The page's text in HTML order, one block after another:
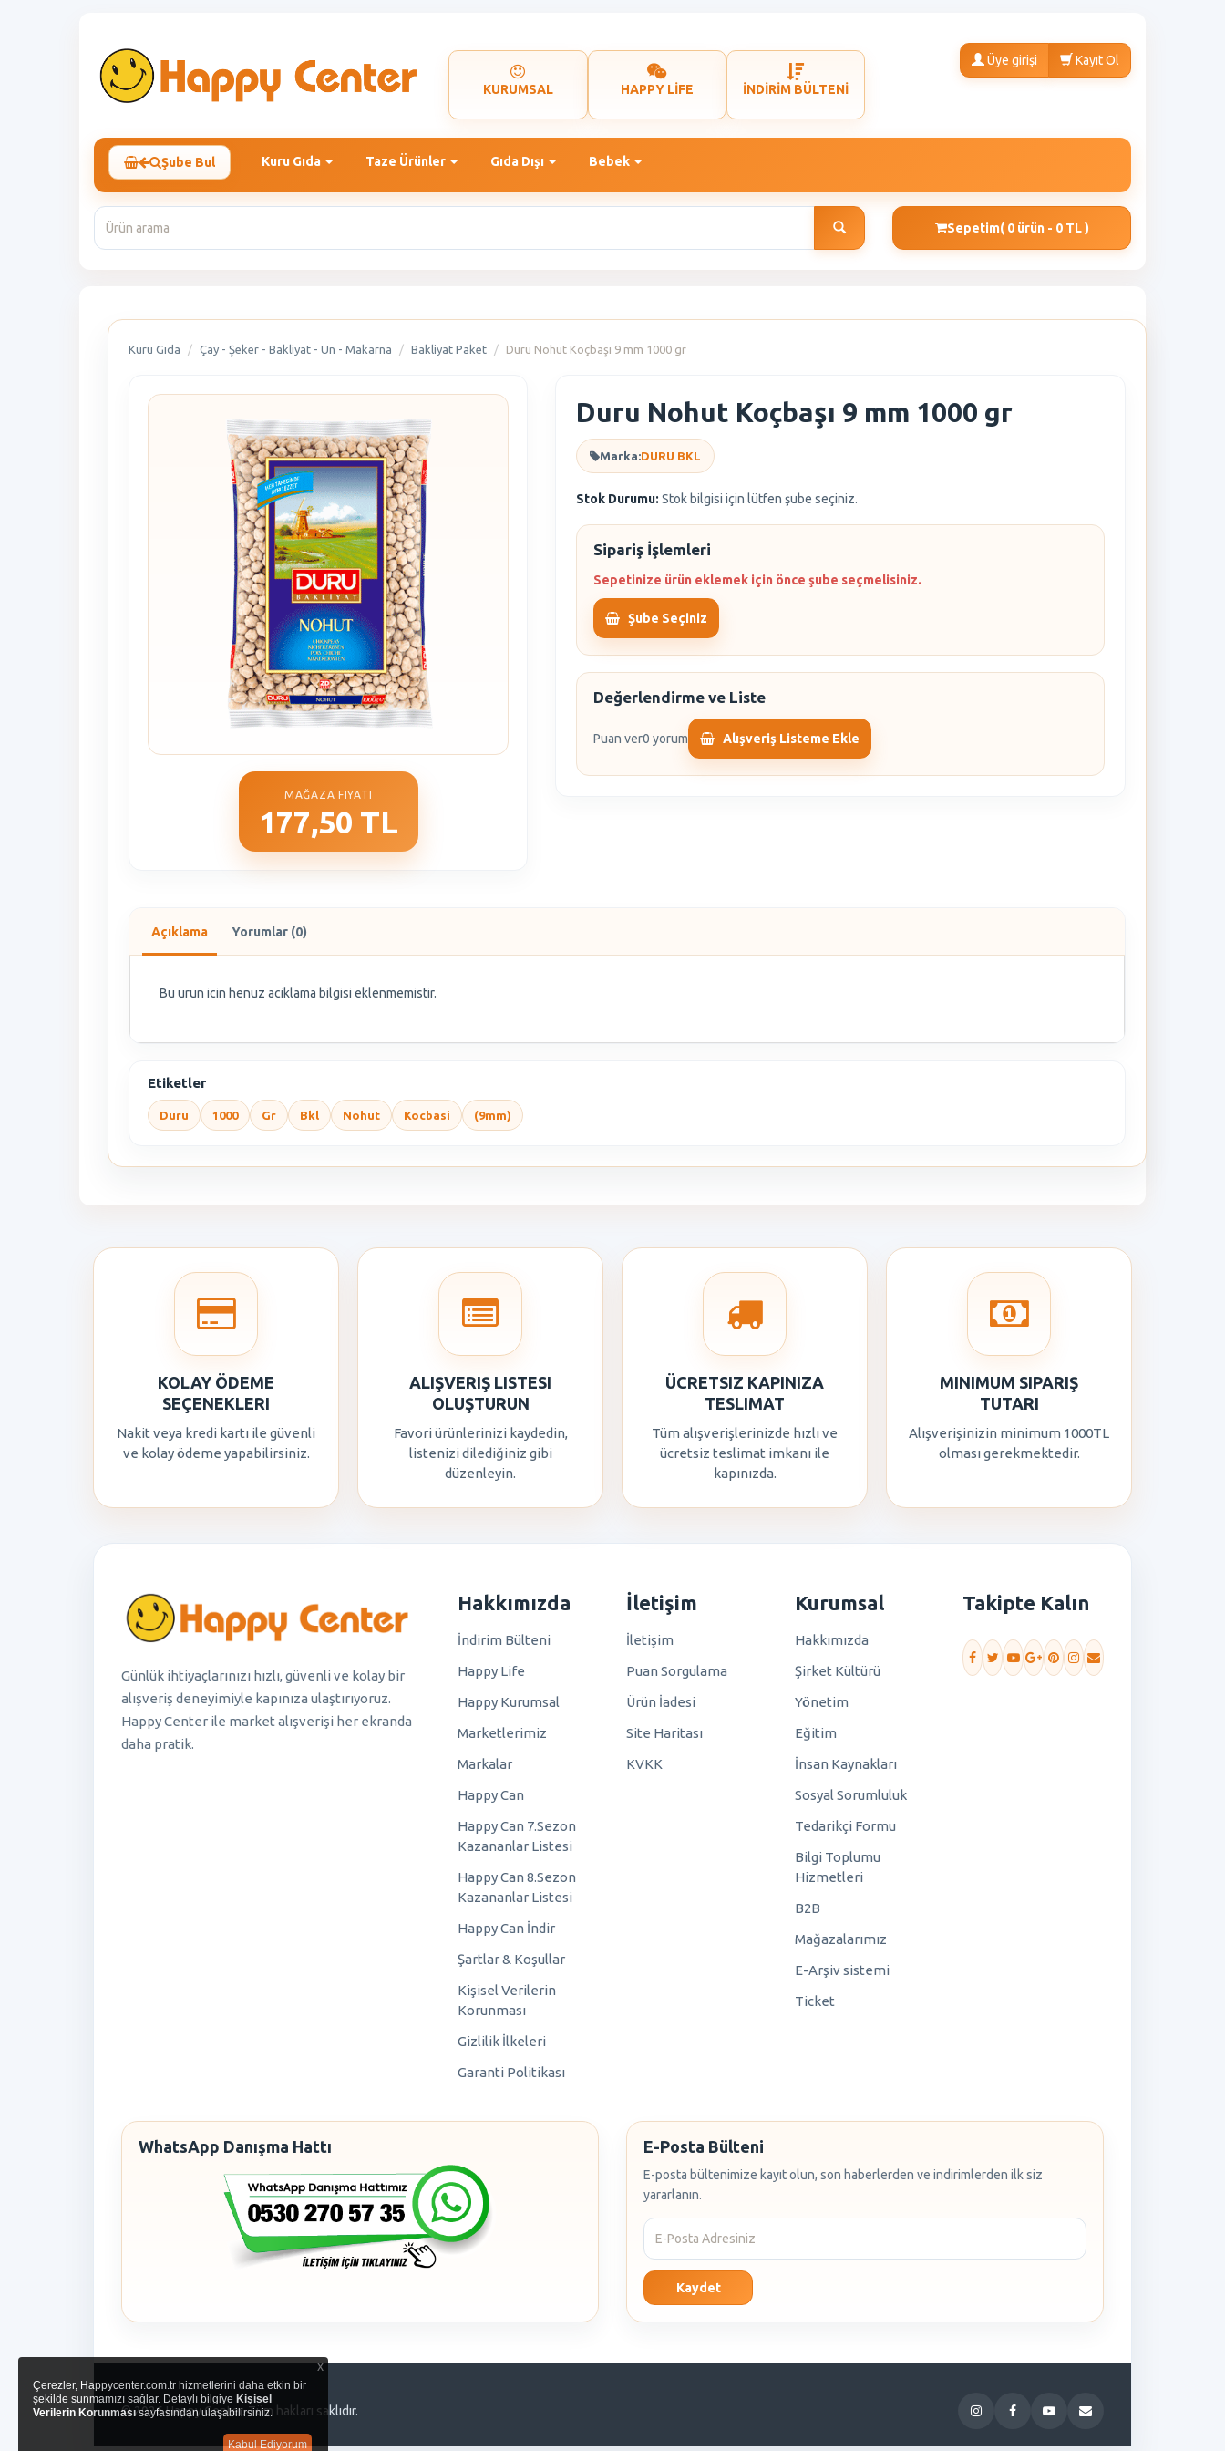
KURUMSAL HAPPY LİFE İNDİRİM BÜLTENİ
Üye girişi Kayıt Ol
Şube Bul Kuru Gıda Taze Ürünler Gıda Dışı Bebek
Sepetim( 0 ürün - 0 TL )
Kuru Gıda Çay - Şeker - Bakliyat - Un - Makarna Bakliyat Paket Duru Nohut Koçbaşı 9 mm 1000 gr
MAĞAZA FIYATI
177,50 TL
Duru Nohut Koçbaşı 9 mm 1000 gr
Marka:DURU BKL
Stok Durumu: Stok bilgisi için lütfen şube seçiniz.
Sipariş İşlemleri
Sepetinize ürün eklemek için önce şube seçmelisiniz.
Şube Seçiniz
Değerlendirme ve Liste
Puan ver0 yorum Alışveriş Listeme Ekle
Açıklama Yorumlar (0)
Bu urun icin henuz aciklama bilgisi eklenmemistir.
Etiketler
Duru 1000 Gr Bkl Nohut Kocbasi (9mm)
KOLAY ÖDEME
SEÇENEKLERI
Nakit veya kredi kartı ile güvenli
ve kolay ödeme yapabilirsiniz.
ALIŞVERIŞ LISTESI
OLUŞTURUN
Favori ürünlerinizi kaydedin,
listenizi dilediğiniz gibi
düzenleyin.
ÜCRETSIZ KAPINIZA
TESLIMAT
Tüm alışverişlerinizde hızlı ve
ücretsiz teslimat imkanı ile
kapınızda.
MINIMUM SIPARIŞ
TUTARI
Alışverişinizin minimum 1000TL
olması gerekmektedir.
Günlük ihtiyaçlarınızı hızlı, güvenli ve kolay bir
alışveriş deneyimiyle kapınıza ulaştırıyoruz.
Happy Center ile market alışverişi her ekranda
daha pratik.
Hakkımızda
İndirim Bülteni
Happy Life
Happy Kurumsal
Marketlerimiz
Markalar
Happy Can
Happy Can 7.Sezon
Kazananlar Listesi
Happy Can 8.Sezon
Kazananlar Listesi
Happy Can İndir
Şartlar & Koşullar
Kişisel Verilerin
Korunması
Gizlilik İlkeleri
Garanti Politikası
İletişim
İletişim
Puan Sorgulama
Ürün İadesi
Site Haritası
KVKK
Kurumsal
Hakkımızda
Şirket Kültürü
Yönetim
Eğitim
İnsan Kaynakları
Sosyal Sorumluluk
Tedarikçi Formu
Bilgi Toplumu
Hizmetleri
B2B
Mağazalarımız
E-Arşiv sistemi
Ticket
Takipte Kalın
WhatsApp Danışma Hattı E-Posta Bülteni
E-posta bültenimize kayıt olun, son haberlerden ve indirimlerden ilk siz
yararlanın.
Kaydet
© 2026 Happy Center. Tüm hakları saklıdır.
x
Çerezler, Happycenter.com.tr hizmetlerini daha etkin bir
şekilde sunmamızı sağlar. Detaylı bilgiye Kişisel
Verilerin Korunmasısayfasından ulaşabilirsiniz.
Kabul Ediyorum